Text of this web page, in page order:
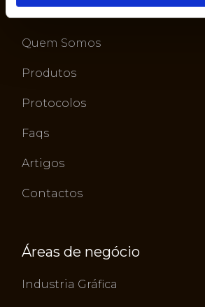
Sobre nós
Quem Somos
Produtos
Protocolos
Faqs
Artigos
Contactos
Áreas de negócio
Industria Gráfica